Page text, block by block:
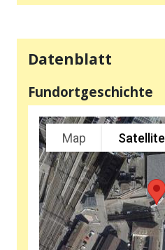
Datenblatt
Fundortgeschichte
Map Satellite